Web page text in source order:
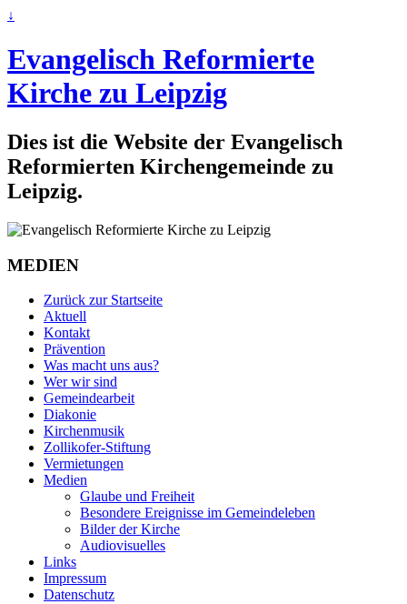
↓
Evangelisch Reformierte
Kirche zu Leipzig
Dies ist die Website der Evangelisch
Reformierten Kirchengemeinde zu
Leipzig.
MEDIEN
Zurück zur Startseite
Aktuell
Kontakt
Prävention
Was macht uns aus?
Wer wir sind
Gemeindearbeit
Diakonie
Kirchenmusik
Zollikofer-Stiftung
Vermietungen
Medien
Glaube und Freiheit
Besondere Ereignisse im Gemeindeleben
Bilder der Kirche
Audiovisuelles
Links
Impressum
Datenschutz